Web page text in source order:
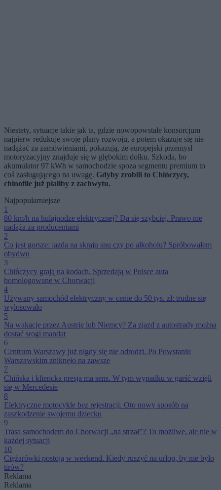
Niestety, sytuacje takie jak ta, gdzie nowopowstałe konsorcjum
najpierw redukuje swoje plany rozwoju, a potem okazuje się nie
nadążać za zamówieniami, pokazują, że europejski przemysł
motoryzacyjny znajduje się w głębokim dołku. Szkoda, bo
akumulator 97 kWh w samochodzie spoza segmentu premium to
coś zasługującego na uwagę. Gdyby zrobili to Chińczycy,
chinofile już pialiby z zachwytu.
Najpopularniejsze
1
80 km/h na hulajnodze elektrycznej? Da się szybciej. Prawo nie
nadąża za producentami
2
Co jest gorsze: jazda na skraju snu czy po alkoholu? Spróbowałem
obydwu
3
Chińczycy grają na kodach. Sprzedają w Polsce auta
homologowane w Chorwacji
4
Używany samochód elektryczny w cenie do 50 tys. zł: trudne się
wylosowało
5
Na wakacje przez Austrię lub Niemcy? Za zjazd z autostrady można
dostać srogi mandat
6
Centrum Warszawy już nigdy się nie odrodzi. Po Powstaniu
Warszawskim zniknęło na zawsze
7
Chińska i kliencka presja ma sens. W tym wypadku w garść wzięli
się w Mercedesie
8
Elektryczne motocykle bez rejestracji. Oto nowy sposób na
zaszkodzenie swojemu dziecku
9
Trasa samochodem do Chorwacji „na strzał”? To możliwe, ale nie w
każdej sytuacji
10
Ciężarówki postoją w weekend. Kiedy ruszyć na urlop, by nie było
tirów?
Reklama
Reklama